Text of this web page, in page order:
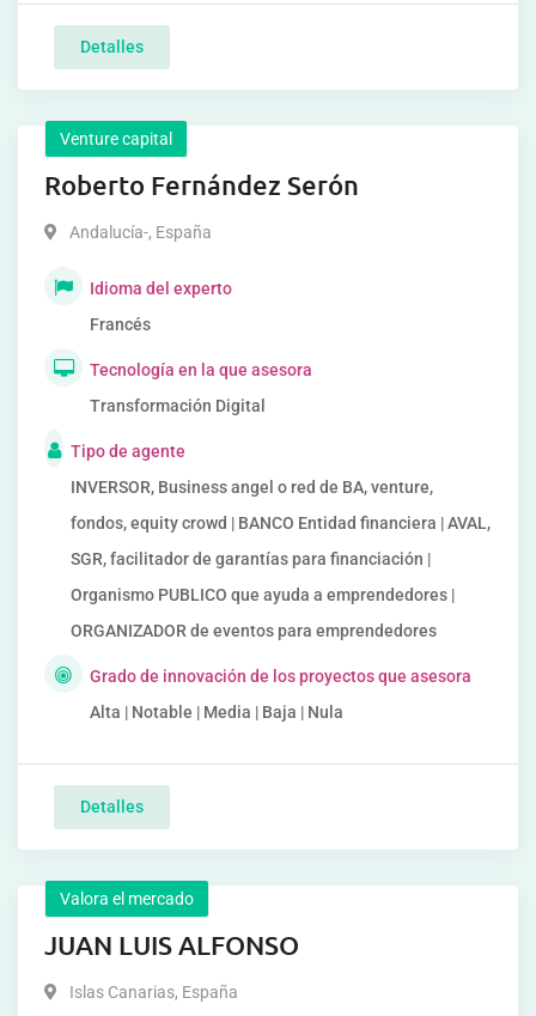
Detalles
Venture capital
Roberto Fernández Serón
Andalucía-, España
Idioma del experto
Francés
Tecnología en la que asesora
Transformación Digital
Tipo de agente
INVERSOR, Business angel o red de BA, venture,
fondos, equity crowd | BANCO Entidad financiera | AVAL,
SGR, facilitador de garantías para financiación |
Organismo PUBLICO que ayuda a emprendedores |
ORGANIZADOR de eventos para emprendedores
Grado de innovación de los proyectos que asesora
Alta | Notable | Media | Baja | Nula
Detalles
Valora el mercado
JUAN LUIS ALFONSO
Islas Canarias, España